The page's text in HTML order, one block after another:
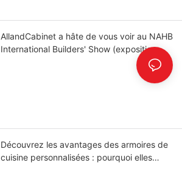
AllandCabinet a hâte de vous voir au NAHB
International Builders' Show (exposition
Découvrez les avantages des armoires de
cuisine personnalisées : pourquoi elles